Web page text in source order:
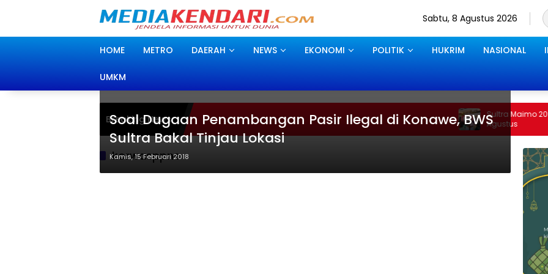
Sabtu, 8 Agustus 2026
HOME METRO DAERAH NEWS EKONOMI POLITIK HUKRIM NASIONAL
UMKM
Breaking News
Sultra Maimo 2026 di Kendari
Agustus
korwasppns
Soal Dugaan Penambangan Pasir Ilegal di Konawe, BWS
Sultra Bakal Tinjau Lokasi
Kamis, 15 Februari 2018